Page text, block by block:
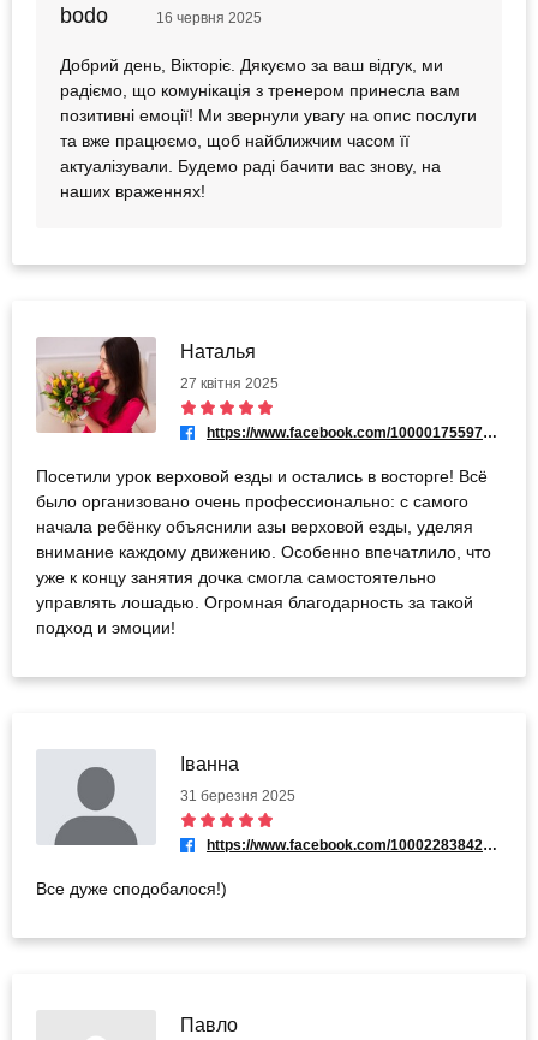
bodo 16 червня 2025
Добрий день, Вікторіє. Дякуємо за ваш відгук, ми
радіємо, що комунікація з тренером принесла вам
позитивні емоції! Ми звернули увагу на опис послуги
та вже працюємо, щоб найближчим часом її
актуалізували. Будемо раді бачити вас знову, на
наших враженнях!
Наталья
27 квітня 2025
https://www.facebook.com/100001755973044
Посетили урок верховой езды и остались в восторге! Всё
было организовано очень профессионально: с самого
начала ребёнку объяснили азы верховой езды, уделяя
внимание каждому движению. Особенно впечатлило, что
уже к концу занятия дочка смогла самостоятельно
управлять лошадью. Огромная благодарность за такой
подход и эмоции!
Іванна
31 березня 2025
https://www.facebook.com/100022838421932
Все дуже сподобалося!)
Павло